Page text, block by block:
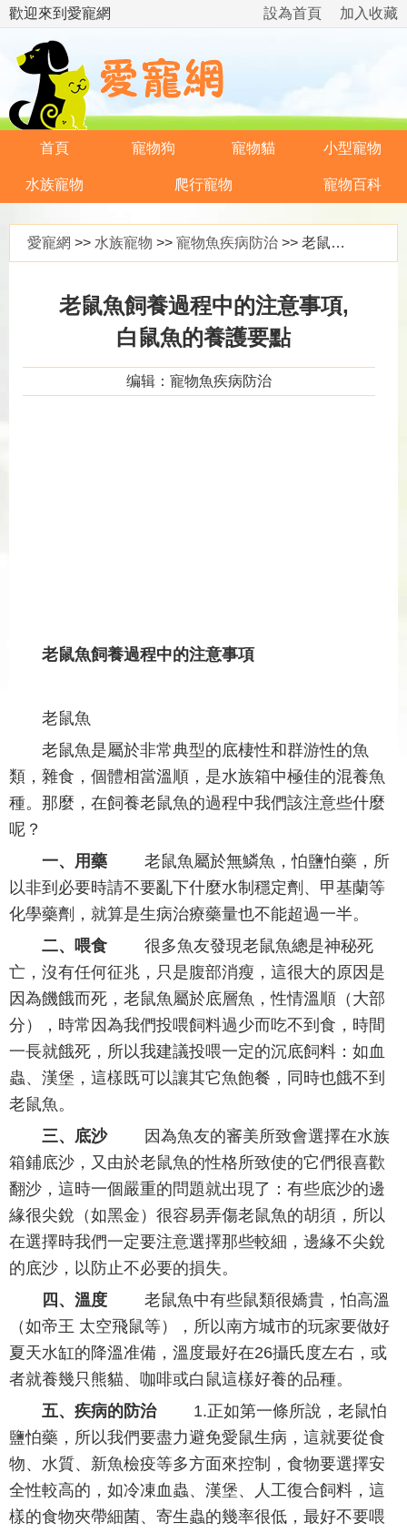
歡迎來到愛寵網 加入收藏
設為首頁
首頁 寵物狗 寵物貓 小型寵物
水族寵物 爬行寵物 寵物百科
愛寵網 >> 水族寵物 >> 寵物魚疾病防治 >> 老鼠魚飼養過程中的注意事項,白鼠魚的養護要點
老鼠魚飼養過程中的注意事項,
白鼠魚的養護要點
编辑：寵物魚疾病防治
老鼠魚飼養過程中的注意事項
老鼠魚
老鼠魚是屬於非常典型的底棲性和群游性的魚
類，雜食，個體相當溫順，是水族箱中極佳的混養魚
種。那麼，在飼養老鼠魚的過程中我們該注意些什麼
呢？
一、用藥
老鼠魚屬於無鱗魚，怕鹽怕藥，所
以非到必要時請不要亂下什麼水制穩定劑、甲基蘭等
化學藥劑，就算是生病治療藥量也不能超過一半。
二、喂食
很多魚友發現老鼠魚總是神秘死
亡，沒有任何征兆，只是腹部消瘦，這很大的原因是
因為饑餓而死，老鼠魚屬於底層魚，性情溫順（大部
分），時常因為我們投喂飼料過少而吃不到食，時間
一長就餓死，所以我建議投喂一定的沉底飼料：如血
蟲、漢堡，這樣既可以讓其它魚飽餐，同時也餓不到
老鼠魚。
三、底沙
因為魚友的審美所致會選擇在水族
箱鋪底沙，又由於老鼠魚的性格所致使的它們很喜歡
翻沙，這時一個嚴重的問題就出現了：有些底沙的邊
緣很尖銳（如黑金）很容易弄傷老鼠魚的胡須，所以
在選擇時我們一定要注意選擇那些較細，邊緣不尖銳
的底沙，以防止不必要的損失。
四、溫度
老鼠魚中有些鼠類很嬌貴，怕高溫
（如帝王 太空飛鼠等），所以南方城市的玩家要做好
夏天水缸的降溫准備，溫度最好在26攝氏度左右，或
者就養幾只熊貓、咖啡或白鼠這樣好養的品種。
五、疾病的防治
1.正如第一條所說，老鼠怕
鹽怕藥，所以我們要盡力避免愛鼠生病，這就要從食
物、水質、新魚檢疫等多方面來控制，食物要選擇安
全性較高的，如冷凍血蟲、漢堡、人工復合飼料，這
樣的食物夾帶細菌、寄生蟲的幾率很低，最好不要喂